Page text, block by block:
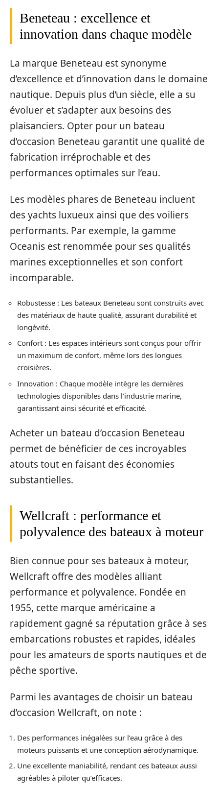
Beneteau : excellence et
innovation dans chaque modèle
La marque Beneteau est synonyme
d’excellence et d’innovation dans le domaine
nautique. Depuis plus d’un siècle, elle a su
évoluer et s’adapter aux besoins des
plaisanciers. Opter pour un bateau
d’occasion Beneteau garantit une qualité de
fabrication irréprochable et des
performances optimales sur l’eau.
Les modèles phares de Beneteau incluent
des yachts luxueux ainsi que des voiliers
performants. Par exemple, la gamme
Oceanis est renommée pour ses qualités
marines exceptionnelles et son confort
incomparable.
Robustesse : Les bateaux Beneteau sont construits avec
des matériaux de haute qualité, assurant durabilité et
longévité.
Confort : Les espaces intérieurs sont conçus pour offrir
un maximum de confort, même lors des longues
croisières.
Innovation : Chaque modèle intègre les dernières
technologies disponibles dans l’industrie marine,
garantissant ainsi sécurité et efficacité.
Acheter un bateau d’occasion Beneteau
permet de bénéficier de ces incroyables
atouts tout en faisant des économies
substantielles.
Wellcraft : performance et
polyvalence des bateaux à moteur
Bien connue pour ses bateaux à moteur,
Wellcraft offre des modèles alliant
performance et polyvalence. Fondée en
1955, cette marque américaine a
rapidement gagné sa réputation grâce à ses
embarcations robustes et rapides, idéales
pour les amateurs de sports nautiques et de
pêche sportive.
Parmi les avantages de choisir un bateau
d’occasion Wellcraft, on note :
Des performances inégalées sur l’eau grâce à des
moteurs puissants et une conception aérodynamique.
Une excellente maniabilité, rendant ces bateaux aussi
agréables à piloter qu’efficaces.